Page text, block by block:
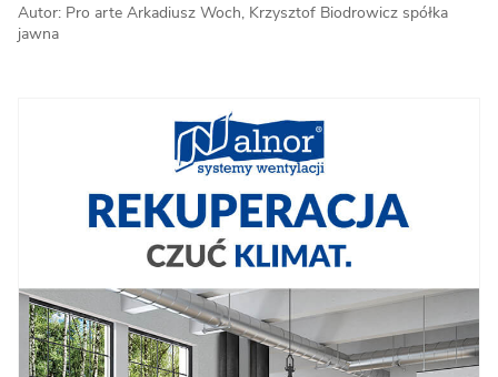
Autor: Pro arte Arkadiusz Woch, Krzysztof Biodrowicz spółka
jawna